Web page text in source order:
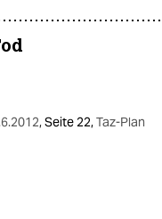
,Seite 22,Taz-Plan